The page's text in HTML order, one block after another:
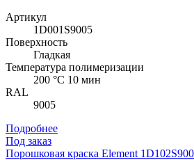
Артикул
1D001S9005
Поверхность
Гладкая
Температура полимеризации
200 °C 10 мин
RAL
9005
Подробнее
Под заказ
Порошковая краска Element